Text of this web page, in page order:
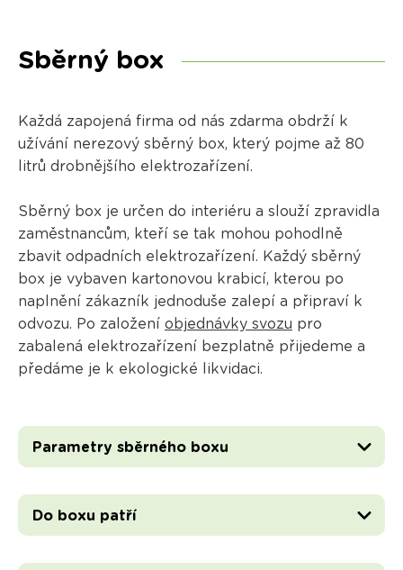
Sběrný box
Každá zapojená firma od nás zdarma obdrží k
užívání nerezový sběrný box, který pojme až 80
litrů drobnějšího elektrozařízení.
Sběrný box je určen do interiéru a slouží zpravidla
zaměstnancům, kteří se tak mohou pohodlně
zbavit odpadních elektrozařízení. Každý sběrný
box je vybaven kartonovou krabicí, kterou po
naplnění zákazník jednoduše zalepí a připraví k
odvozu. Po založení objednávky svozu pro
zabalená elektrozařízení bezplatně přijedeme a
předáme je k ekologické likvidaci.
Parametry sběrného boxu
Do boxu patří